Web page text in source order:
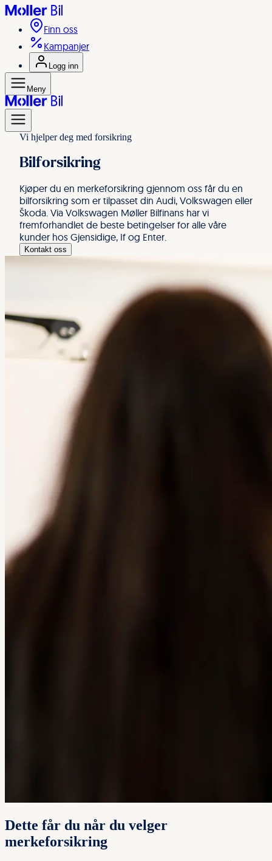
Finn oss
Kampanjer
Logg inn
Meny
Kjøpe bil
Selge bil
Bilverksted og dekk
Tilbehør til bilen
Dine garantier
Vi hjelper deg med forsikring
Bilforsikring
Kjøper du en merkeforsikring gjennom oss får du en
bilforsikring som er tilpasset din Audi, Volkswagen eller
Škoda. Via Volkswagen Møller Bilfinans har vi
fremforhandlet de beste betingelser for alle våre
kunder hos Gjensidige, If og Enter.
Kontakt oss
Dette får du når du velger
merkeforsikring